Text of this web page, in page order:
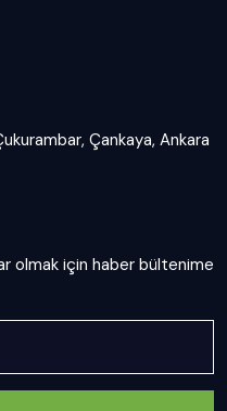
Çankaya, Ankara
olmak için haber bültenime